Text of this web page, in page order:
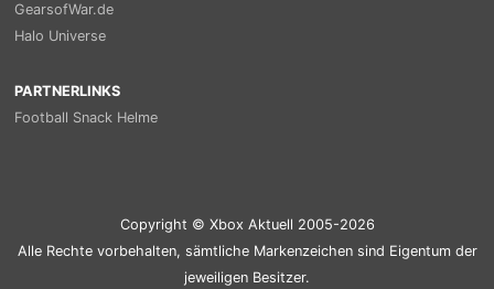
GearsofWar.de
Halo Universe
PARTNERLINKS
Football Snack Helme
Copyright © Xbox Aktuell 2005-2026
Alle Rechte vorbehalten, sämtliche Markenzeichen sind Eigentum der
jeweiligen Besitzer.